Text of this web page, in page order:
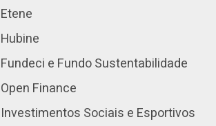
Etene
Hubine
Fundeci e Fundo Sustentabilidade
Open Finance
Investimentos Sociais e Esportivos